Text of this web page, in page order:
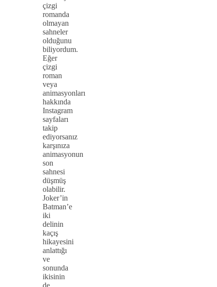
çizgi
romanda
olmayan
sahneler
olduğunu
biliyordum.
Eğer
çizgi
roman
veya
animasyonları
hakkında
Instagram
sayfaları
takip
ediyorsanız
karşınıza
animasyonun
son
sahnesi
düşmüş
olabilir.
Joker’in
Batman’e
iki
delinin
kaçış
hikayesini
anlattığı
ve
sonunda
ikisinin